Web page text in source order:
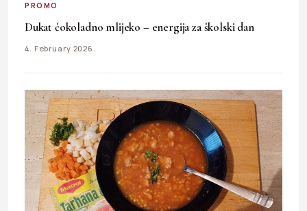
PROMO
Dukat čokoladno mlijeko – energija za školski dan
4. February 2026.